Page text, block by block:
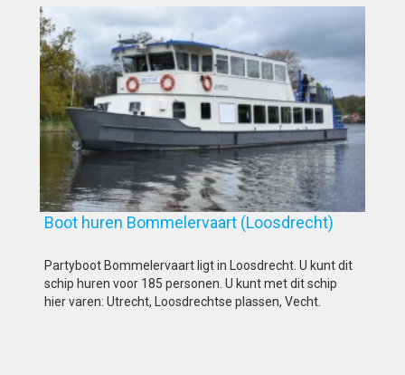
Boot huren Bommelervaart (Loosdrecht)
Partyboot Bommelervaart ligt in Loosdrecht. U kunt dit
schip huren voor 185 personen. U kunt met dit schip
hier varen: Utrecht, Loosdrechtse plassen, Vecht.